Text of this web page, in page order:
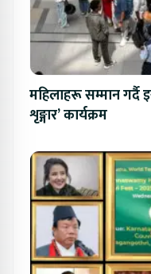
महिलाहरू सम्मान गर्दै
शृङ्गार’ कार्यक्रम